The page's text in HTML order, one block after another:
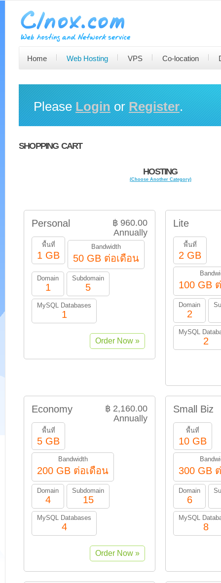
Home Web Hosting VPS Co-location
PleaseLoginorRegister.
SHOPPING CART
HOSTING
(Choose Another Category)
฿ 960.00
Annually
Personal
พื้นที่
1 GB
Bandwidth
50 GB ต่อเดือน
Domain
1
Subdomain
5
MySQL Databases
1
Lite
พื้นที่
2 GB
100 GB
Domain
2
MySQL
2
฿ 2,160.00
Annually
Economy
พื้นที่
5 GB
Bandwidth
200 GB ต่อเดือน
Domain
4
Subdomain
15
MySQL Databases
4
Small Biz
พื้นที่
10 GB
300 GB
Domain
6
MySQL
8